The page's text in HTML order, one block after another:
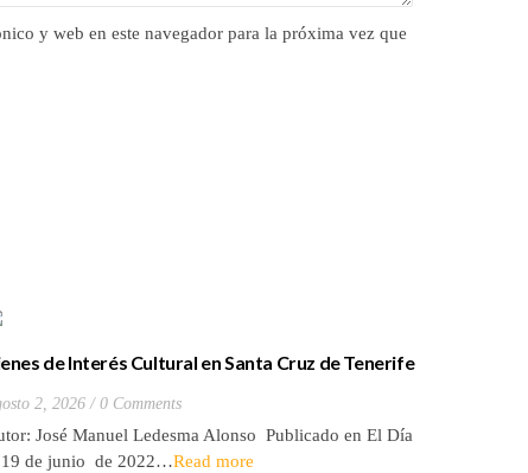
y web en este navegador para la próxima vez que
de Interés Cultural en Santa Cruz de Tenerife
2, 2026 0 Comments
José Manuel Ledesma Alonso Publicado en El Día
de junio de 2022…Read more